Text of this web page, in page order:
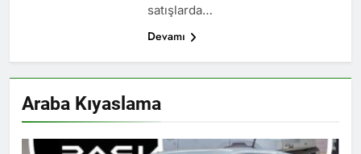
Araba Kıyaslama
satışlarda…
Devamı